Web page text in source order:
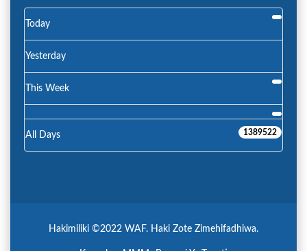
Today
Yesterday
This Week
All Days 1389522
Hakimiliki ©2022 WAF. Haki Zote Zimehifadhiwa.